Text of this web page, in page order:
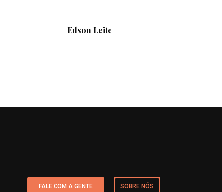
Edson Leite
FALE COM A GENTE SOBRE NÓS